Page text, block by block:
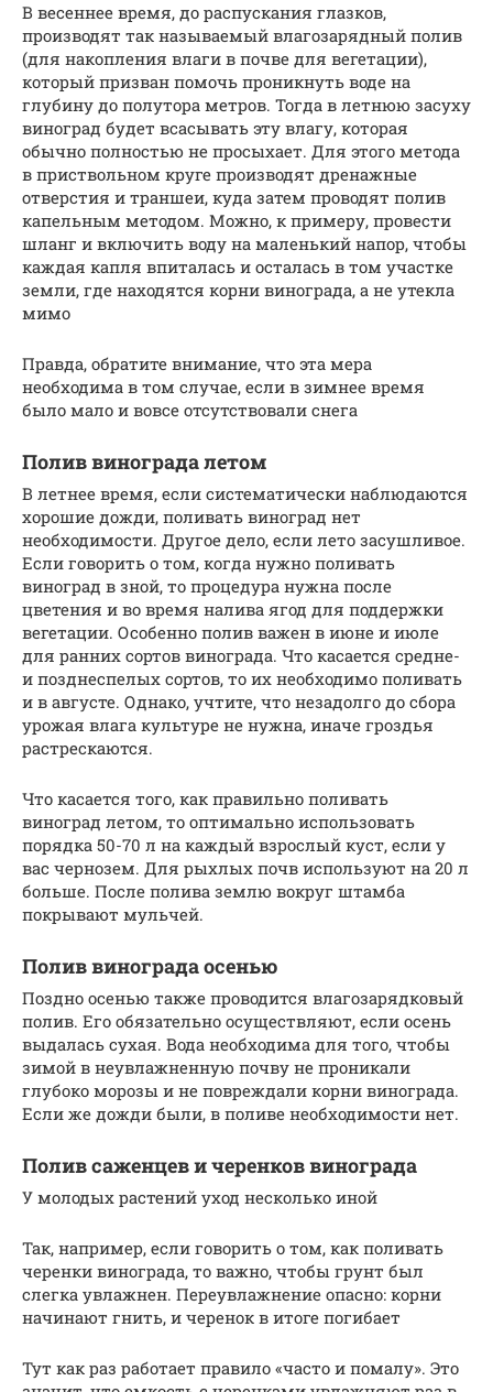
В весеннее время, до распускания глазков,
производят так называемый влагозарядный полив
(для накопления влаги в почве для вегетации),
который призван помочь проникнуть воде на
глубину до полутора метров. Тогда в летнюю засуху
виноград будет всасывать эту влагу, которая
обычно полностью не просыхает. Для этого метода
в приствольном круге производят дренажные
отверстия и траншеи, куда затем проводят полив
капельным методом. Можно, к примеру, провести
шланг и включить воду на маленький напор, чтобы
каждая капля впиталась и осталась в том участке
земли, где находятся корни винограда, а не утекла
мимо
Правда, обратите внимание, что эта мера
необходима в том случае, если в зимнее время
было мало и вовсе отсутствовали снега
Полив винограда летом
В летнее время, если систематически наблюдаются
хорошие дожди, поливать виноград нет
необходимости. Другое дело, если лето засушливое.
Если говорить о том, когда нужно поливать
виноград в зной, то процедура нужна после
цветения и во время налива ягод для поддержки
вегетации. Особенно полив важен в июне и июле
для ранних сортов винограда. Что касается средне-
и позднеспелых сортов, то их необходимо поливать
и в августе. Однако, учтите, что незадолго до сбора
урожая влага культуре не нужна, иначе гроздья
растрескаются.
Что касается того, как правильно поливать
виноград летом, то оптимально использовать
порядка 50-70 л на каждый взрослый куст, если у
вас чернозем. Для рыхлых почв используют на 20 л
больше. После полива землю вокруг штамба
покрывают мульчей.
Полив винограда осенью
Поздно осенью также проводится влагозарядковый
полив. Его обязательно осуществляют, если осень
выдалась сухая. Вода необходима для того, чтобы
зимой в неувлажненную почву не проникали
глубоко морозы и не повреждали корни винограда.
Если же дожди были, в поливе необходимости нет.
Полив саженцев и черенков винограда
У молодых растений уход несколько иной
Так, например, если говорить о том, как поливать
черенки винограда, то важно, чтобы грунт был
слегка увлажнен. Переувлажнение опасно: корни
начинают гнить, и черенок в итоге погибает
Тут как раз работает правило «часто и помалу». Это